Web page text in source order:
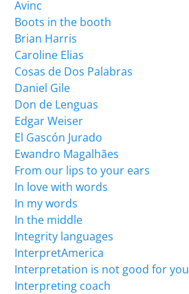
Avinc
Boots in the booth
Brian Harris
Caroline Elias
Cosas de Dos Palabras
Daniel Gile
Don de Lenguas
Edgar Weiser
El Gascón Jurado
Ewandro Magalhães
From our lips to your ears
In love with words
In my words
In the middle
Integrity languages
InterpretAmerica
Interpretation is not good for you
Interpreting coach